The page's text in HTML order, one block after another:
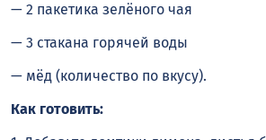
— 2 пакетика зелёного чая
— 3 стакана горячей воды
— мёд (количество по вкусу).
Как готовить: